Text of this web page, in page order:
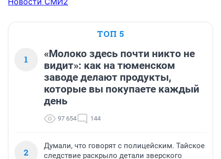
ТОП 5
1
«Молоко здесь почти никто не
видит»: как на тюменском
заводе делают продукты,
которые вы покупаете каждый
день
97 654 144
2
Думали, что говорят с полицейским. Тайское
следствие раскрыло детали зверского